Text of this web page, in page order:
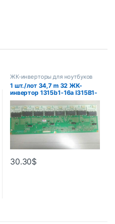
ЖК-инверторы для ноутбуков
1 шт./лот 34,7 m 32 ЖК-
инвертор 1315b1-16a I315B1-
16A-C001D хорошего
качества
30.30$